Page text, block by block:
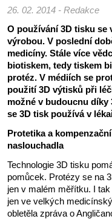
26. 02. 2014 - Redakce
O používání 3D tisku
výrobou. V poslední
medicíny. Stále více
biotiskem, tedy tiskem
protéz. V médiích se
použití 3D výtisků při
možné v budoucnu díky
se 3D tisk používá v
Protetika a
naslouchadla
Technologie 3D tisku
pomůcek. Protézy se na
jen v malém měřítku. I
jen ve velkých
obletěla zpráva o